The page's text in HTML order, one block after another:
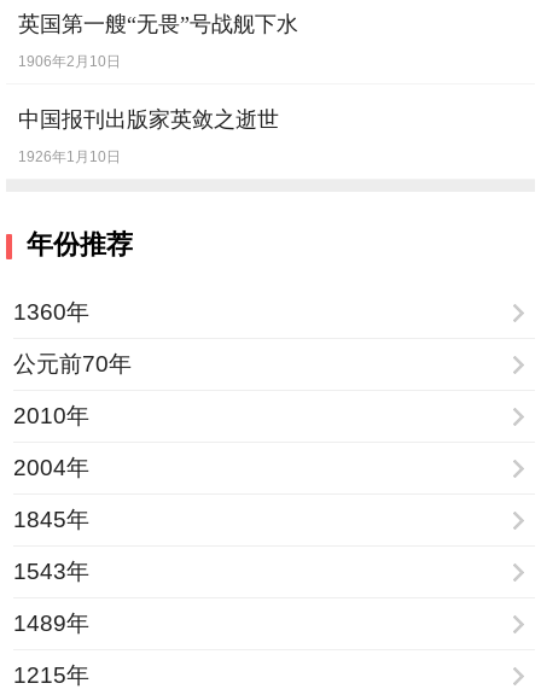
英国第一艘“无畏”号战舰下水
1906年2月10日
中国报刊出版家英敛之逝世
1926年1月10日
年份推荐
1360年
公元前70年
2010年
2004年
1845年
1543年
1489年
1215年